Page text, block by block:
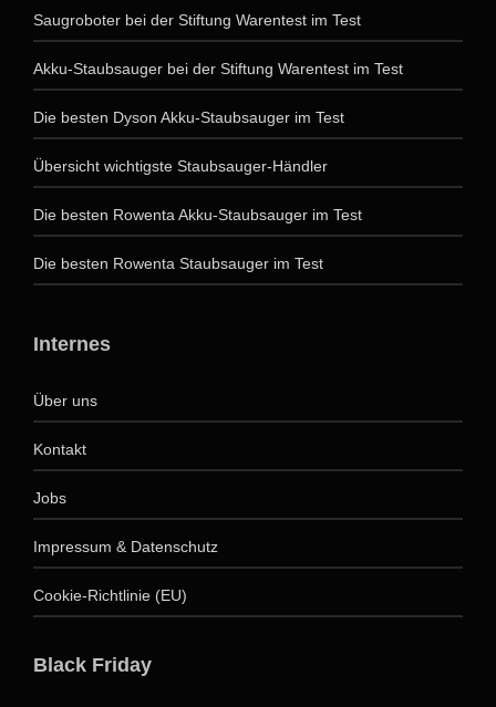
Saugroboter bei der Stiftung Warentest im Test
Akku-Staubsauger bei der Stiftung Warentest im Test
Die besten Dyson Akku-Staubsauger im Test
Übersicht wichtigste Staubsauger-Händler
Die besten Rowenta Akku-Staubsauger im Test
Die besten Rowenta Staubsauger im Test
Internes
Über uns
Kontakt
Jobs
Impressum & Datenschutz
Cookie-Richtlinie (EU)
Black Friday